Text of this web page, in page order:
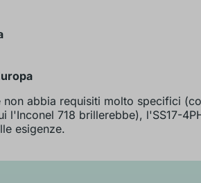
abbia requisiti molto specifici
l'Inconel 718 brillerebbe), l'SS17-
esigenze.